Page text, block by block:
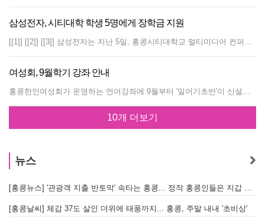
삼성전자, 시티대학 학생 5명에게 장학금 지원
[[1]] [[2]] [[3]] 삼성전자는 지난 5일, 홍콩시티대학교 멀티미디어 컨퍼런스 룸에서 한국학 학사과정에 재학중인 학생들을 대상으로 장학금을 지원하고, 선발 대상학생들의 한국어 프리젠테이션을 감상하는 행사를 가졌다. 홍콩시티대학교의 중문번역 언어학과에는 홍콩 최초로 한국학 학사과정 (BA in Language Studies Specialization in Korean)이 개설되어 지난 9월부터 새학기가 시작되었으며, 많은 학생들이 한국의 문화와 언어를 공부하고 있다. [[4]] [[5]] [[6]] [[7]] [[8]] 이날 행사에는 김병욱 삼성전자 홍콩법인 대표와 석동연 총영사, 조원형 공보관을 비롯하여, 시티대학교 중문번역 언어학과장 조나단 웹스터 교수, 릴리안 브리메드 교수, 한국학 과정의 김원경, 한지원 교수 등 시티대학교 관계자 및 학생들이 참여하였으며, 장학금 선발 지원자 11명 중 5명의 대상자들이 각자의 프리젠테이션을 준비하여 한국어 사랑을 표현하였다. 첫번째 발표자 웡옌리는 한국어를 좋아하게 된 계기를 시트콤 "순풍산부인과"를 우연히 시청하게 되면서라고 말하며, 자신이 직접 만든 홈페이지를 소개하면서, 한국으로 어학연수를 갔던 이야기와 함께 올해 초 홍콩에서 있었던 한국어 학술대회에서 한국어로 진행을 하게 된 경험을 통해 더욱 자신감을 얻게 되었다고 발표하였다. 오조강 학생은 2003년 처음으로 한글을 접하고, 과학적인 문자라고 느끼면서 세종대왕이 위대하게 생각하게 되었다고 말하며, 경희대학교에서 한국어를 공부하면서 문화를 체험하고 한국친구들을 만날 수 있었다고 이야기 하였다. 오조강 학생은 홍콩대학교에 입학이 결정되었음에도 불구하고 한국어를 너무 좋아한 나머지 시티대학교 한국어 학사과정에 입학하게 되었으며, 현재는 아르바이트로 학비를 충당하고 있지만, 자신이 좋아하는 공부를 할 수 있어서 기쁘다며 유창한 한국어 실력을 자랑하였다. 또한 라이윤와 학생, 이박밍 학생 등 총 5명의 학생들은 모두 처음으로 한국어를 공부하게 된 계기와 한국어 공부 과정, 그리고 시티대학교에서 한국어 학사과정에 입학하여 한국어와 문화를 공부할 수 있게 된 기회에 대해서 자부심을 가지고 한국어를 전공한 후 한국 기업에서 일을 하고, 동시통역사로 활약하고 싶은 꿈을 전하였다. 또한 한국어를 더욱 열심히 공부할 수 있도록 장학금을 비롯한 다양한 활동을 지원하는 삼성전자에 대해서도 깊은 감사의 뜻을 전하기도 하였다. 석동연 총영사는 이날 행사에서 학생들의 한국어 사랑과 유창한 한국어 실력에 감탄하며, 홍콩에서 한국어를 공부하는 학생들을 위한 다양한 지원에 대해 최선을 다할 것을 약속하였다. 또한 삼성의 이번 장학 사업이 홍콩에서 비즈니스를 하고 있는 많은 기업들의 사회적 책임에 대한 선례를 보여주며, 앞으로 이러한 활동들이 확대되기를 바란다고 덧붙였다. 김병욱 삼성전자 홍콩법인 대표는 홍콩에서 이렇게 한국어 공부를 하는 이유가 무엇일까 의문이 들었었는데, 오늘 이 자리에서 학생들의 모습을 보면서 그 해답을 찾은 것 같다고 밝히면서, 훌륭한 학생들을 위해 장학금을 지원할 수 있게 되어서 기쁘다며 소감을 밝혔다.그리고, 앞으로 한국어와 문화를 더욱 열심히 익힘으로써 한국과 홍콩을 연결하는 중추적인 역할을 하는데 기여해 줄 것을 학생들에게 당부하면서 한국어 학사과정 학생 5명에게 총 HKD50,000을 지원하였다.
여성회, 9월학기 강좌 안내
홍콩한인여성회가 운영하는 언어강좌에 9월부터 '일어기초반'이 신설되고 '광동어 고급반'이 보강된다. 일본어 기초반은 경희대학교와 동 대학원 일문학과를 졸업한(일문학 석사) 황성현씨가 강사로 수고한다. 황성현씨는 경민대, 경희대 등의 대학과 기업체에서 일본어 강의를 한 경력을 가지고 있다. 또한 수강생들의 성원으로 광동어 고급반이 새롭게 보강된다. 중급과정에서 계속해서 이어지는 과정으로 수강료는 아래표를 참조. 만다린 강좌는 중문대학 교재를 사용하며 강사들의 다년간 노하우로 확실하게 기초 만다린 과정을 마스터 할 수 있도록 도와줄 것이며, 광동어와 영어는 강사들의 세심한 강의로 일상에서 필요한 생활용어 위주로 강의한다. 자세한 강좌문의는 여성회 사무실(2907-6182)로 전화하면 된다. 언어 시간 개강일 등록 마감일 수강료 강사 이수 과정 장소 즐거운 생활 영어(기초반) 매주 수요일 12:30~14:00 9월 13일 8월 30일 (12명) 회원HK$600 비회원HK$1000 Richard (캐나다인) 10주 한인회 도서실 생활 영어 회화반 매주 목요일 12:30~14:00 9월 14일 8월 30일 (10명) 회원HK$900 비회원HK$1200 Richard (캐나다인) 10주 한인회 도서실 광동어 초급반 매주 화요일 10:30~12:00 9월 12일 8월 30일 (12명) 회원HK$500 비회원 HK$900 Joyce (홍콩인) 10주 상공회 小회의실 광동어 중급반 매주 수요일 10:30~12:00 9월 13일 8월 30일 (8명) 회원 HK$700 비회원 HK$1000 Joyce (홍콩인) 10주 상공회 小회의실 광동어 고급반 매주 목요일 10:30~12:00 9월 14일 8월 30일 (8명) 회원HK$900 비회원HK$1000 Joyce (홍콩인) 10주 상공회 小회의실 만다린 기초반 매주 월,수 10:00~12:00 9월 6일 8월 22일 (15명) 회원 HK$1200 비회원 HK$1800 장선경 김미정 홍기숙 3개월 상공회 大회의실 만다린 고급반 매주 화요일 10:00~12:00 9월 7일 8월 22일 (12명) 회원HK$1800 비회원HK$2200 김미정 장선경 홍기숙 3개월 한인회 도서실 만다린 특별반 매주 화요일 12:30~14:30 9월 12일 8월 30일 (12명) 회원 HK$1200 비회원 HKS1600 장선경 3개월 한인회 도서실 만다린 회화반 매주 수요일 10:00~12:00 9월 13일 8월 30일 (10명) 회원 HK$1200 비회원 HK$1800 Jessie (북경인) 3개월 한인회 도서실 일본어 기초반 매주 월요일 10:30~12:00 9월 11일 8월 22일 (10명) 회원 HK$600 비회원 HK$1000 황성현 10주 상공회 小회의실
10개 더보기
뉴스
[홍콩뉴스] '관광객 지출 반토막' 속타는 홍콩... 정작 홍콩인들은 지갑 들고 해외로?
[홍콩날씨] 체감 37도 살인 더위에 태풍까지... 홍콩, 주말 내내 '초비상'